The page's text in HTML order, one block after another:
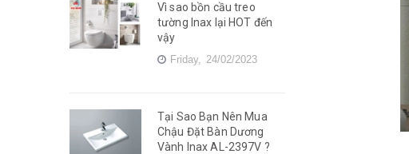
Vì sao bồn cầu treo
tường Inax lại HOT đến
vậy
Friday, 24/02/2023
Tại Sao Bạn Nên Mua
Chậu Đặt Bàn Dương
Vành Inax AL-2397V ?